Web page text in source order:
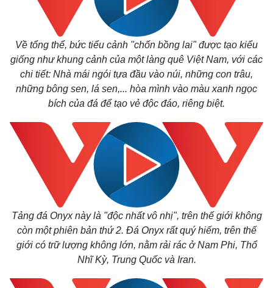
Thế giới
Quan sát
Cuộc sống đó đây
Multimedia
Video
E-Magazine
Infographic
Về tổng thể, bức tiểu cảnh "chốn bồng lai" được tạo kiểu
giống như khung cảnh của một làng quê Việt Nam, với các
chi tiết: Nhà mái ngói tựa đầu vào núi, những con trâu,
những bông sen, lá sen,... hòa mình vào màu xanh ngọc
bích của đá để tạo vẻ độc đáo, riêng biệt.
Tảng đá Onyx này là "độc nhất vô nhị", trên thế giới không
còn một phiên bản thứ 2. Đá Onyx rất quý hiếm, trên thế
giới có trữ lượng không lớn, nằm rải rác ở Nam Phi, Thổ
Nhĩ Kỳ, Trung Quốc và Iran.